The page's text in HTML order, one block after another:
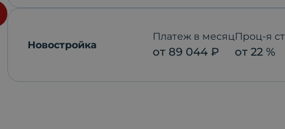
Новостройка
Платеж в месяц
от 89 044 ₽
Проц-я
от 22 %